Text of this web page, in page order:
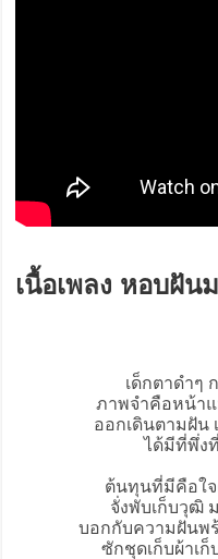
เนื้อเพลง หอบฝัน
เด็กตาดำๆ
ภาพจำคือหน้า
ออกเดินตามฝัน
ได้มีที่พึ่ง
ต้นทุนที่มีคือใจ
จั่งพับเก็บวุฒิ
บอกกับความฝันพ
ซักชุดเก็บผ้าเก็